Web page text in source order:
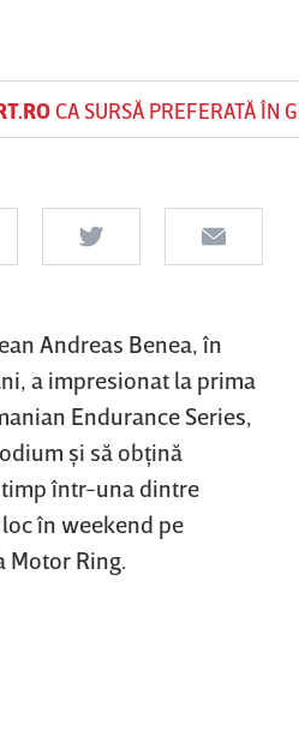
CA SURSĂ PREFERATĂ ÎN
Andreas Benea, în
a impresionat la prima
Endurance Series,
şi să obţină
într-una dintre
în weekend pe
Motor Ring.